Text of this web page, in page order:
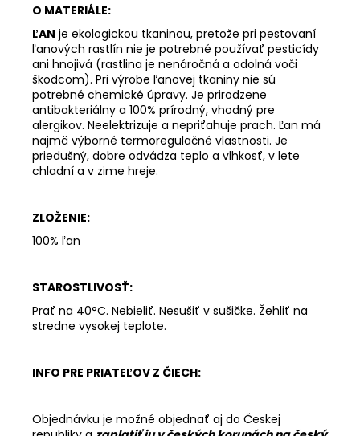
O MATERIÁLE:
ĽAN je ekologickou tkaninou, pretože pri pestovaní
ľanových rastlín nie je potrebné používať pesticídy
ani hnojivá (rastlina je nenáročná a odolná voči
škodcom). Pri výrobe ľanovej tkaniny nie sú
potrebné chemické úpravy. Je prirodzene
antibakteriálny a 100% prírodný, vhodný pre
alergikov. Neelektrizuje a nepriťahuje prach. Ľan má
najmä výborné termoregulačné vlastnosti. Je
priedušný, dobre odvádza teplo a vlhkosť, v lete
chladní a v zime hreje.
ZLOŽENIE:
100% ľan
STAROSTLIVOSŤ:
Prať na 40°C. Nebieliť. Nesušiť v sušičke. Žehliť na
stredne vysokej teplote.
INFO PRE PRIATEĽOV Z ČIECH:
Objednávku je možné objednať aj do Českej